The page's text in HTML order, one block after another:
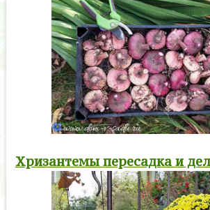
Хризантемы пересадка и